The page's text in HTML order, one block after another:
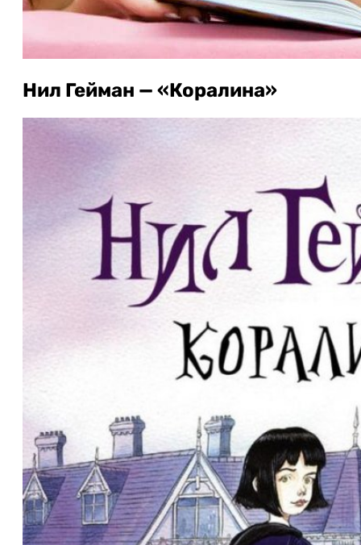
Нил Гейман — «Коралина»